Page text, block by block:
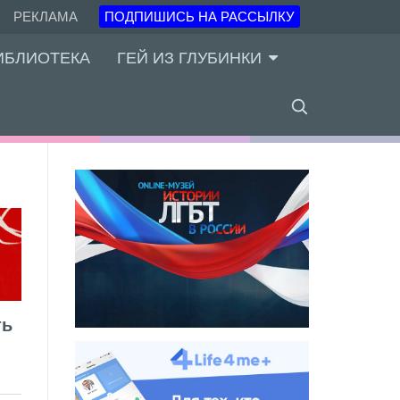
РЕКЛАМА ПОДПИШИСЬ НА РАССЫЛКУ
ГЕЙ ИЗ ГЛУБИНКИ